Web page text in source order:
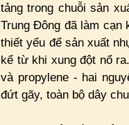
tảng trong chuỗi sản
Trung Đông đã làm cạn
thiết yếu để sản xuất
kể từ khi xung đột nổ
và propylene - hai
đứt gãy, toàn bộ dây